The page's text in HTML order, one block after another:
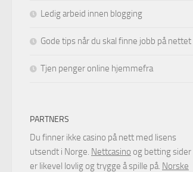
Ledig arbeid innen blogging
Gode tips når du skal finne jobb på nettet
Tjen penger online hjemmefra
PARTNERS
Du finner ikke casino på nett med lisens
utsendt i Norge. Nettcasino og betting sider
er likevel lovlig og trygge å spille på. Norske